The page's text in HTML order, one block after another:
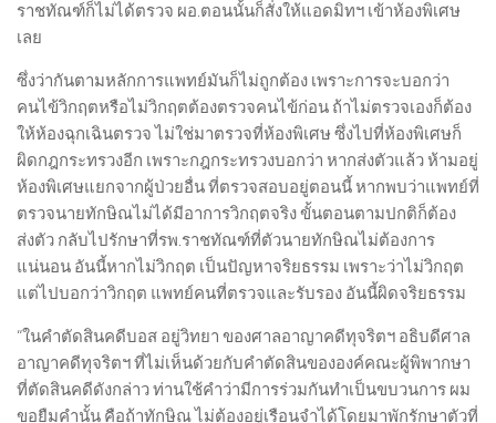
ราชทัณฑ์ก็ไม่ได้ตรวจ ผอ.ตอนนั้นก็สั่งให้แอดมิทฯ เข้าห้องพิเศษ
เลย
ซึ่งว่ากันตามหลักการแพทย์มันก็ไม่ถูกต้อง เพราะการจะบอกว่า
คนไข้วิกฤตหรือไม่วิกฤตต้องตรวจคนไข้ก่อน ถ้าไม่ตรวจเองก็ต้อง
ให้ห้องฉุกเฉินตรวจ ไม่ใช่มาตรวจที่ห้องพิเศษ ซึ่งไปที่ห้องพิเศษก็
ผิดกฎกระทรวงอีก เพราะกฎกระทรวงบอกว่า หากส่งตัวแล้ว ห้ามอยู่
ห้องพิเศษแยกจากผู้ป่วยอื่น ที่ตรวจสอบอยู่ตอนนี้ หากพบว่าแพทย์ที่
ตรวจนายทักษิณไม่ได้มีอาการวิกฤตจริง ขั้นตอนตามปกติก็ต้อง
ส่งตัว กลับไปรักษาที่รพ.ราชทัณฑ์ที่ตัวนายทักษิณไม่ต้องการ
แน่นอน อันนี้หากไม่วิกฤต เป็นปัญหาจริยธรรม เพราะว่าไม่วิกฤต
แต่ไปบอกว่าวิกฤต แพทย์คนที่ตรวจและรับรอง อันนี้ผิดจริยธรรม
“ในคำตัดสินคดีบอส อยู่วิทยา ของศาลอาญาคดีทุจริตฯ อธิบดีศาล
อาญาคดีทุจริตฯ ที่ไม่เห็นด้วยกับคำตัดสินขององค์คณะผู้พิพากษา
ที่ตัดสินคดีดังกล่าว ท่านใช้คำว่ามีการร่วมกันทำเป็นขบวนการ ผม
ขอยืมคำนั้น คือถ้าทักษิณ ไม่ต้องอยู่เรือนจำได้โดยมาพักรักษาตัวที่